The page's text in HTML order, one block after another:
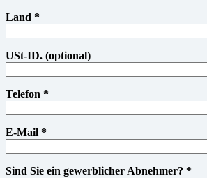
Land *
USt-ID. (optional)
Telefon *
E-Mail *
Sind Sie ein gewerblicher Abnehmer? *